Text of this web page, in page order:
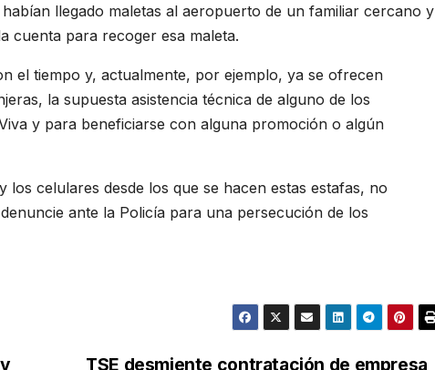
llegado maletas al aeropuerto de un familiar cercano y
cuenta para recoger esa maleta.
el tiempo y, actualmente, por ejemplo, ya se ofrecen
la supuesta asistencia técnica de alguno de los
y para beneficiarse con alguna promoción o algún
celulares desde los que se hacen estas estafas, no
ante la Policía para una persecución de los
TSE desmiente contratación de empresa